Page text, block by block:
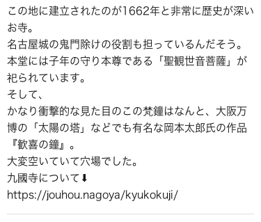
この地に建立されたのが1662年と非常に歴史が深い
お寺。
名古屋城の鬼門除けの役割も担っているんだそう。
本堂には子年の守り本尊である「聖観世音菩薩」が
祀られています。
そして、
かなり衝撃的な見た目のこの梵鐘はなんと、大阪万
博の「太陽の塔」などでも有名な岡本太郎氏の作品
『歓喜の鐘』。
大変空いていて穴場でした。
九國寺について⬇︎
https://jouhou.nagoya/kyukokuji/